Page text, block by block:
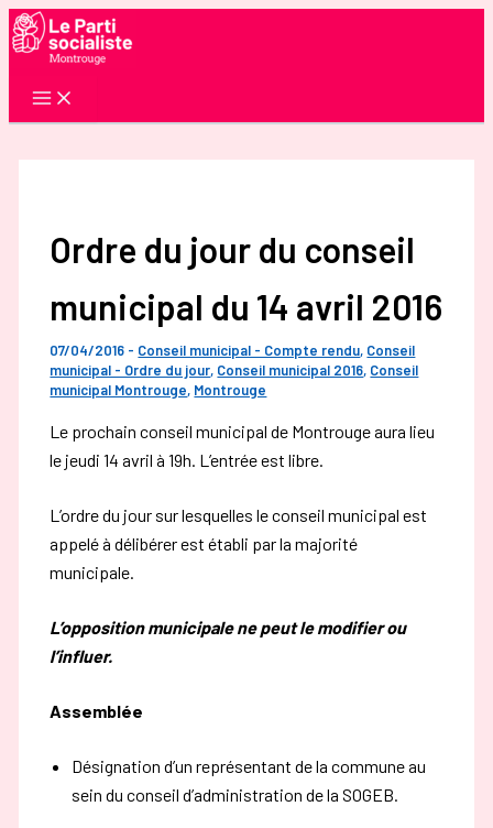
Aller
au
Ordre du jour du conseil
municipal du 14 avril 2016
07/04/2016 - Conseil municipal - Compte rendu, Conseil
municipal - Ordre du jour, Conseil municipal 2016, Conseil
municipal Montrouge, Montrouge
Le prochain conseil municipal de Montrouge aura lieu
le jeudi 14 avril à 19h. L’entrée est libre.
L’ordre du jour sur lesquelles le conseil municipal est
appelé à délibérer est établi par la majorité
municipale.
L’opposition municipale ne peut le modifier ou
l’influer.
Assemblée
Désignation d’un représentant de la commune au
sein du conseil d’administration de la SOGEB.